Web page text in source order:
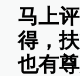
马上
得，
也有